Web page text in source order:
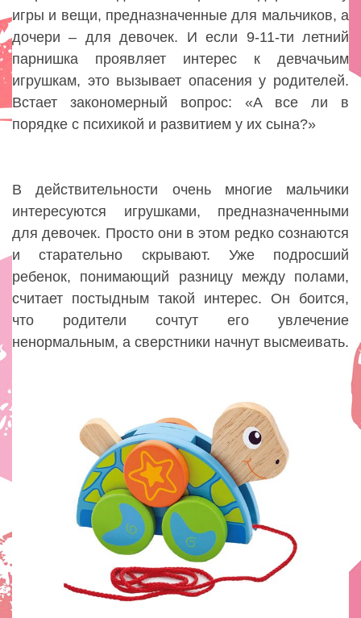
игры и вещи, предназначенные для мальчиков, а
дочери – для девочек. И если 9-11-ти летний
парнишка проявляет интерес к девчачьим
игрушкам, это вызывает опасения у родителей.
Встает закономерный вопрос: «А все ли в
порядке с психикой и развитием у их сына?»
В действительности очень многие мальчики
интересуются игрушками, предназначенными
для девочек. Просто они в этом редко сознаются
и старательно скрывают. Уже подросший
ребенок, понимающий разницу между полами,
считает постыдным такой интерес. Он боится,
что родители сочтут его увлечение
ненормальным, а сверстники начнут высмеивать.